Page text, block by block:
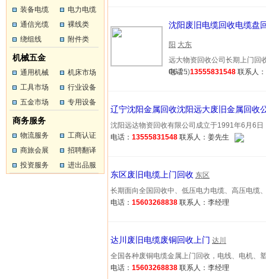
装备电缆
电力电缆
通信光缆
裸线类
绕组线
附件类
机械五金
通用机械
机床市场
工具市场
行业设备
五金市场
专用设备
商务服务
物流服务
工商认证
商旅会展
招聘翻译
投资服务
进出品服
沈阳废旧电缆回收电缆盘
阳 大东
远大物资回收公司长期上门
06-25)
电话：13555831548 联系人
辽宁沈阳金属回收沈阳远大废旧金属回收
沈阳远达物资回收有限公司成立于1991年6月6
电话： 13555831548 联系人：姜先生
东区废旧电缆上门回收 东区
长期面向全国回收中、低压电力电缆、高压电
电话： 15603268838 联系人：李经理
达川废旧电缆废铜回收上门 达川
全国各种废铜电缆金属上门回收，电线、电机
电话： 15603268838 联系人：李经理